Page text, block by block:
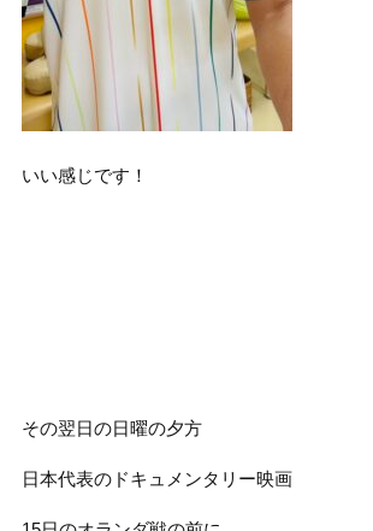
いい感じです！
その翌日の日曜の夕方
日本代表のドキュメンタリー映画